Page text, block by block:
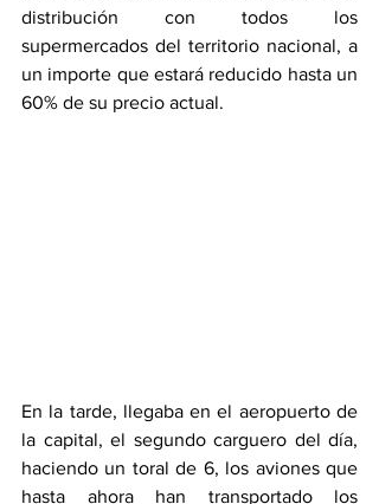
distribución con todos los
supermercados del territorio nacional, a
un importe que estará reducido hasta un
60% de su precio actual.
En la tarde, llegaba en el aeropuerto de
la capital, el segundo carguero del día,
haciendo un toral de 6, los aviones que
hasta ahora han transportado los